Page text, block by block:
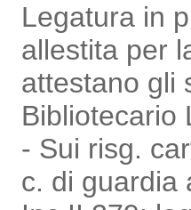
Legatura in
allestita per
attestano gli
Bibliotecario
- Sui risg.
c. di guardia